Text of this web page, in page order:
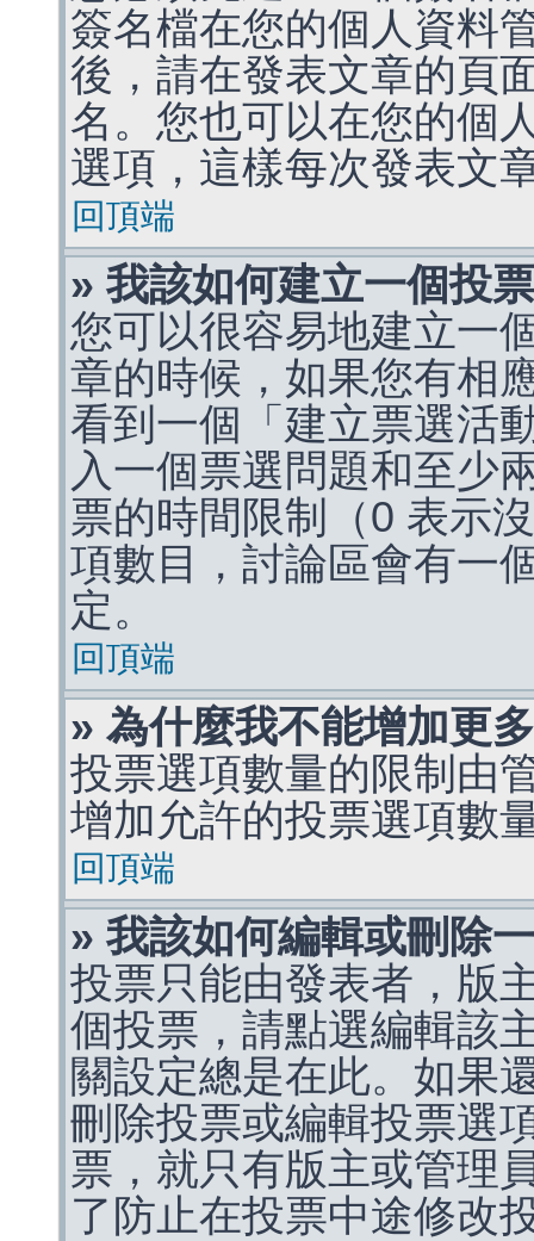
簽名檔在您的個人資料
後，請在發表文章的頁
名。您也可以在您的個
選項，這樣每次發表文
回頂端
» 我該如何建立一個投
您可以很容易地建立一
章的時候，如果您有相
看到一個「建立票選活
入一個票選問題和至少
票的時間限制（0 表示
項數目，討論區會有一
定。
回頂端
» 為什麼我不能增加更
投票選項數量的限制由
增加允許的投票選項數
回頂端
» 我該如何編輯或刪除
投票只能由發表者，版
個投票，請點選編輯該
關設定總是在此。如果
刪除投票或編輯投票選
票，就只有版主或管理
了防止在投票中途修改